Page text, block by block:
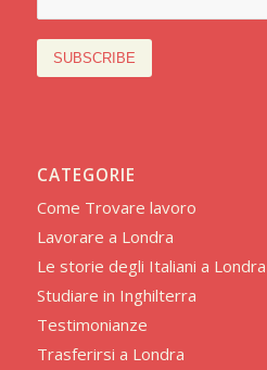
CATEGORIE
Come Trovare lavoro
Lavorare a Londra
Le storie degli Italiani a Londra
Studiare in Inghilterra
Testimonianze
Trasferirsi a Londra